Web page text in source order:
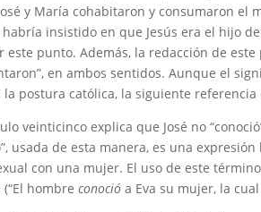
y María cohabitaron y consumaron el
insistido en que Jesús era el hijo
este punto. Además, la redacción de
en ambos sentidos. Aunque el
la postura católica, la siguiente
veinticinco explica que José no
usada de esta manera, es una
con una mujer. El uso de este
(“El hombreconoció a Eva su mujer, la